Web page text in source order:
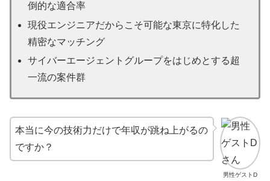
倒的な適合率
現役エンジニアだからこそ可能な東京に特化した
精密なマッチング
サイバーエージェントグループをはじめとする超
一流の案件群
男性ゲストD
本当に今の技術力だけで年収が跳ね上がるの
ですか？